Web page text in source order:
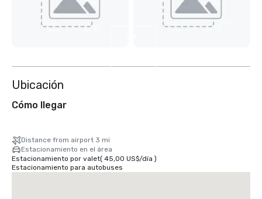
Ubicación
Cómo llegar
Distance from airport 3 mi
Estacionamiento en el área
Estacionamiento por valet( 45,00 US$/día )
Estacionamiento para autobuses